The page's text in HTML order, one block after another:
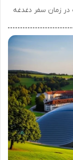
در زمان سفر دغدغه